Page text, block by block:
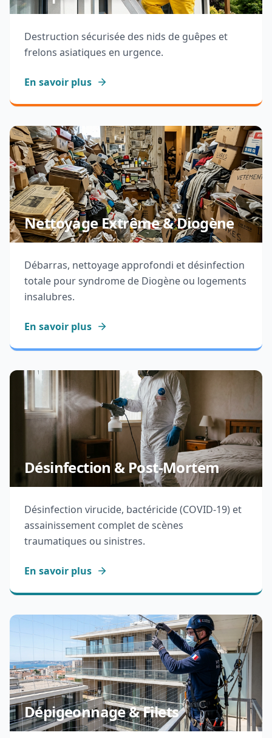
Destruction sécurisée des nids de guêpes et
frelons asiatiques en urgence.
En savoir plus
Nettoyage Extrême & Diogène
Débarras, nettoyage approfondi et désinfection
totale pour syndrome de Diogène ou logements
insalubres.
En savoir plus
Désinfection & Post-Mortem
Désinfection virucide, bactéricide (COVID-19) et
assainissement complet de scènes
traumatiques ou sinistres.
En savoir plus
Dépigeonnage & Filets